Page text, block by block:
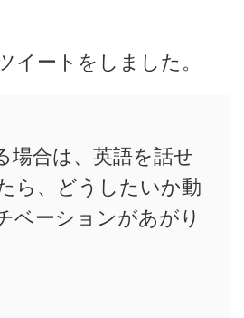
イートをしました。
場合は、英語を話せ
ら、どうしたいか動
ベーションがあがり